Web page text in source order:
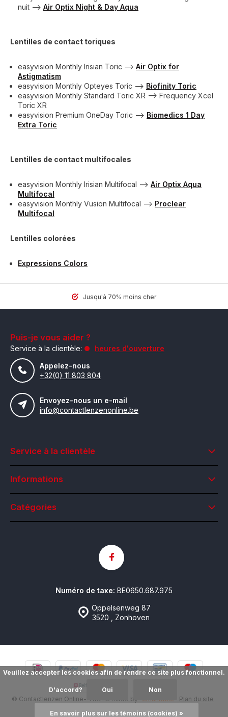
nuit --> Air Optix Night & Day Aqua
Lentilles de contact toriques
easyvision Monthly Irisian Toric --> Air Optix for
Astigmatism
easyvision Monthly Opteyes Toric --> Biofinity Toric
easyvision Monthly Standard Toric XR --> Frequency Xcel
Toric XR
easyvision Premium OneDay Toric --> Biomedics 1 Day
Extra Toric
Lentilles de contact multifocales
easyvision Monthly Irisian Multifocal --> Air Optix Aqua
Multifocal
easyvision Monthly Vusion Multifocal --> Proclear
Multifocal
Lentilles colorées
Expressions Colors
Jusqu'à 70% moins cher
Puis-je vous aider ?
Service à la clientèle:
heures d'ouverture
Appelez-nous
+32(0) 11 803 804
Envoyez-nous un e-mail
info@contactlenzenonline.be
Service à la clientèle
Informations
Catégories
Oppelsenweg 87
3520 , Zonhoven
Numéro de taxe: BE0650.687.975
© Contactlenzen Online- Theme made by emarkable Plan du site
Veuillez accepter les cookies afin de rendre ce site plus fonctionnel.
D'accord? Oui Non
En savoir plus sur les témoins (cookies) »